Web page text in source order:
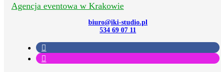
Agencja eventowa w Krakowie
biuro@iki-studio.pl
534 69 07 11